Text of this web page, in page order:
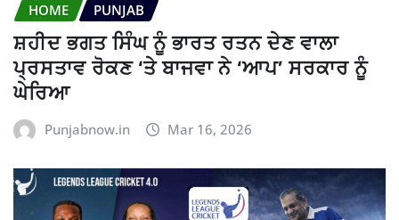
HOME PUNJAB
ਸ਼ਹੀਦ ਭਗਤ ਸਿੰਘ ਨੂੰ ਭਾਰਤ ਰਤਨ ਦੇਣ ਵਾਲਾ
ਪ੍ਰਸਤਾਵ ਰੋਕਣ ‘ਤੇ ਬਾਜਵਾ ਨੇ ‘ਆਪ’ ਸਰਕਾਰ ਨੂੰ
ਘੇਰਿਆ
Punjabnow.in Mar 16, 2026